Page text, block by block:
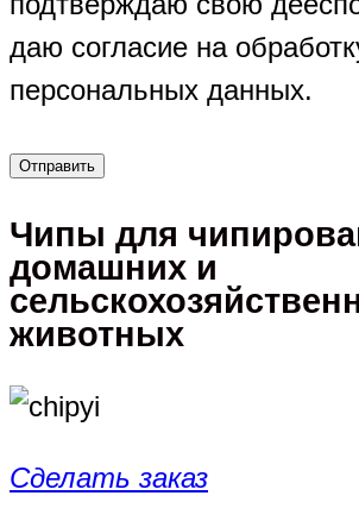
даю согласие на
персональных данных.
Чипы для
домашних и
животных
Сделать заказ